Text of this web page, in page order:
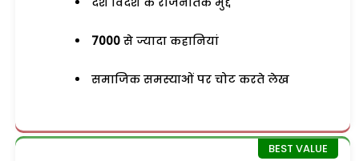
7000 से ज्यादा कहानियां
समाजिक समस्याओं पर चोट करते लेख